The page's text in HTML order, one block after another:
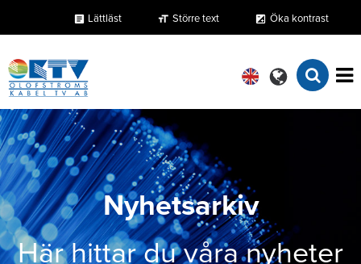
article Lättläst format_size Större text exposure Öka kontrast
Nyhetsarkiv
Här hittar du våra nyheter